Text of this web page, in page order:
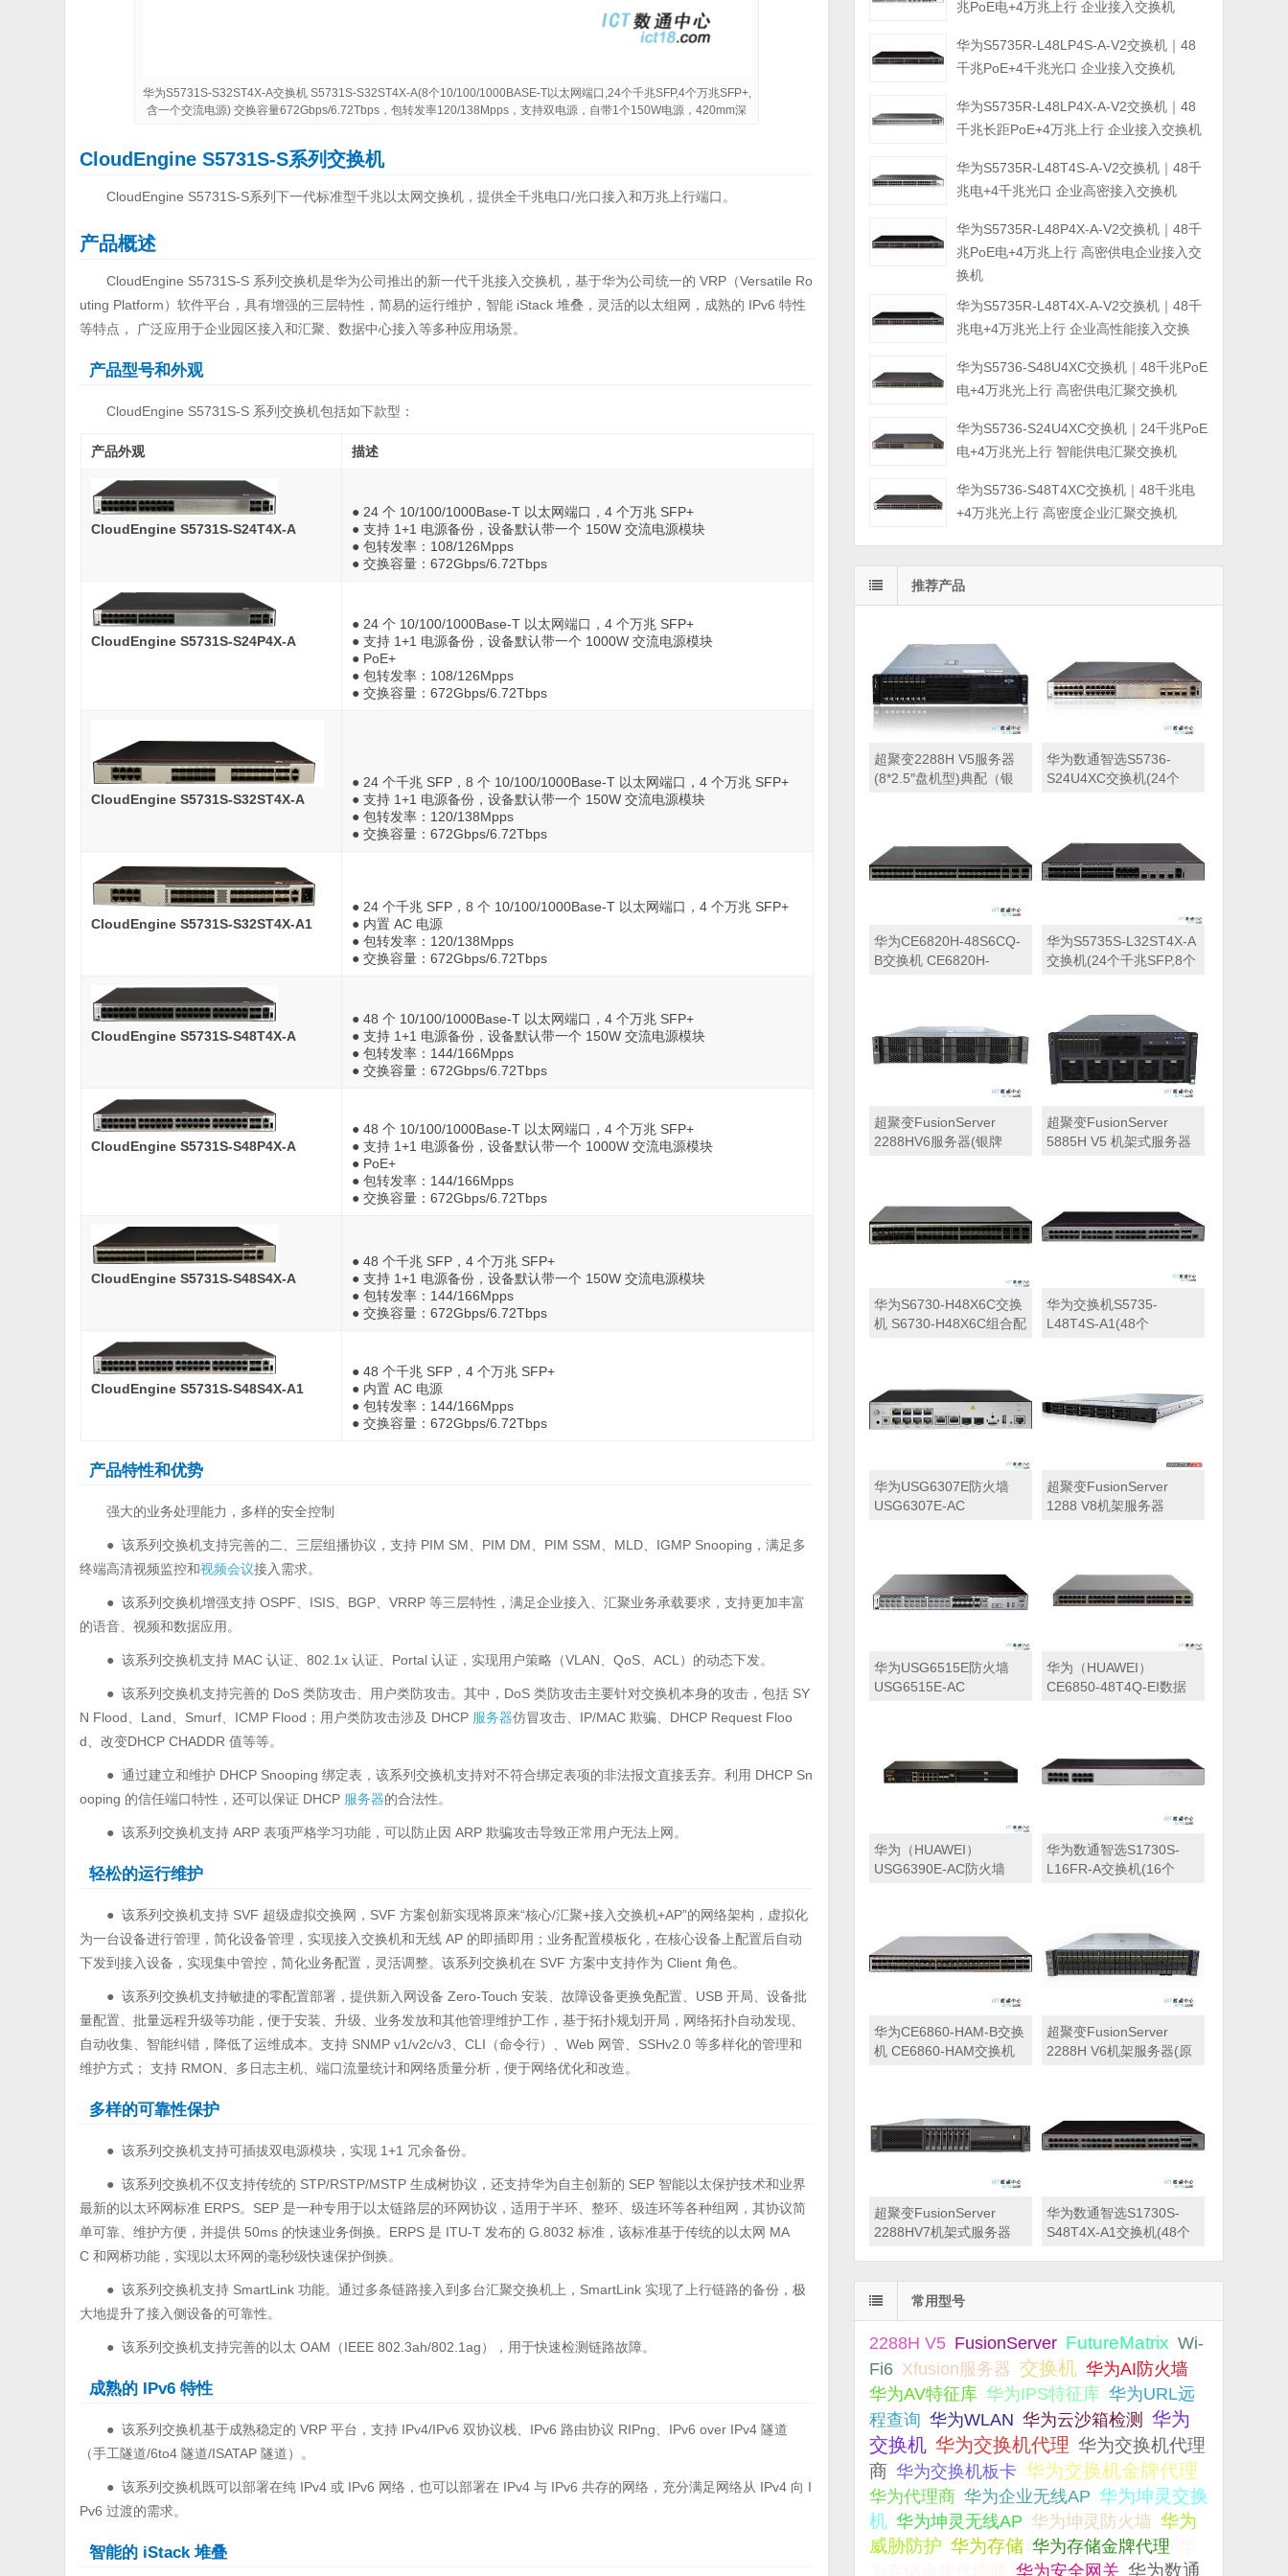
华为S5731S-S32ST4X-A交换机 S5731S-S32ST4X-A(8个10/100/1000BASE-T以太网端口,24个千兆SFP,4个万兆SFP+,
含一个交流电源) 交换容量672Gbps/6.72Tbps，包转发率120/138Mpps，支持双电源，自带1个150W电源，420mm深
CloudEngine S5731S-S系列交换机
CloudEngine S5731S-S系列下一代标准型千兆以太网交换机，提供全千兆电口/光口接入和万兆上行端口。
产品概述
CloudEngine S5731S-S 系列交换机是华为公司推出的新一代千兆接入交换机，基于华为公司统一的 VRP（Versatile Ro
uting Platform）软件平台，具有增强的三层特性，简易的运行维护，智能 iStack 堆叠，灵活的以太组网，成熟的 IPv6 特性
等特点， 广泛应用于企业园区接入和汇聚、数据中心接入等多种应用场景。
产品型号和外观
CloudEngine S5731S-S 系列交换机包括如下款型：
产品外观 描述
CloudEngine S5731S-S24T4X-A
● 24 个 10/100/1000Base-T 以太网端口，4 个万兆 SFP+
● 支持 1+1 电源备份，设备默认带一个 150W 交流电源模块
● 包转发率：108/126Mpps
● 交换容量：672Gbps/6.72Tbps
CloudEngine S5731S-S24P4X-A
● 24 个 10/100/1000Base-T 以太网端口，4 个万兆 SFP+
● 支持 1+1 电源备份，设备默认带一个 1000W 交流电源模块
● PoE+
● 包转发率：108/126Mpps
● 交换容量：672Gbps/6.72Tbps
CloudEngine S5731S-S32ST4X-A
● 24 个千兆 SFP，8 个 10/100/1000Base-T 以太网端口，4 个万兆 SFP+
● 支持 1+1 电源备份，设备默认带一个 150W 交流电源模块
● 包转发率：120/138Mpps
● 交换容量：672Gbps/6.72Tbps
CloudEngine S5731S-S32ST4X-A1
● 24 个千兆 SFP，8 个 10/100/1000Base-T 以太网端口，4 个万兆 SFP+
● 内置 AC 电源
● 包转发率：120/138Mpps
● 交换容量：672Gbps/6.72Tbps
CloudEngine S5731S-S48T4X-A
● 48 个 10/100/1000Base-T 以太网端口，4 个万兆 SFP+
● 支持 1+1 电源备份，设备默认带一个 150W 交流电源模块
● 包转发率：144/166Mpps
● 交换容量：672Gbps/6.72Tbps
CloudEngine S5731S-S48P4X-A
● 48 个 10/100/1000Base-T 以太网端口，4 个万兆 SFP+
● 支持 1+1 电源备份，设备默认带一个 1000W 交流电源模块
● PoE+
● 包转发率：144/166Mpps
● 交换容量：672Gbps/6.72Tbps
CloudEngine S5731S-S48S4X-A
● 48 个千兆 SFP，4 个万兆 SFP+
● 支持 1+1 电源备份，设备默认带一个 150W 交流电源模块
● 包转发率：144/166Mpps
● 交换容量：672Gbps/6.72Tbps
CloudEngine S5731S-S48S4X-A1
● 48 个千兆 SFP，4 个万兆 SFP+
● 内置 AC 电源
● 包转发率：144/166Mpps
● 交换容量：672Gbps/6.72Tbps
产品特性和优势
强大的业务处理能力，多样的安全控制
● 该系列交换机支持完善的二、三层组播协议，支持 PIM SM、PIM DM、PIM SSM、MLD、IGMP Snooping，满足多
终端高清视频监控和视频会议接入需求。
● 该系列交换机增强支持 OSPF、ISIS、BGP、VRRP 等三层特性，满足企业接入、汇聚业务承载要求，支持更加丰富
的语音、视频和数据应用。
● 该系列交换机支持 MAC 认证、802.1x 认证、Portal 认证，实现用户策略（VLAN、QoS、ACL）的动态下发。
● 该系列交换机支持完善的 DoS 类防攻击、用户类防攻击。其中，DoS 类防攻击主要针对交换机本身的攻击，包括 SY
N Flood、Land、Smurf、ICMP Flood；用户类防攻击涉及 DHCP 服务器仿冒攻击、IP/MAC 欺骗、DHCP Request Floo
d、改变DHCP CHADDR 值等等。
● 通过建立和维护 DHCP Snooping 绑定表，该系列交换机支持对不符合绑定表项的非法报文直接丢弃。利用 DHCP Sn
ooping 的信任端口特性，还可以保证 DHCP 服务器的合法性。
● 该系列交换机支持 ARP 表项严格学习功能，可以防止因 ARP 欺骗攻击导致正常用户无法上网。
轻松的运行维护
● 该系列交换机支持 SVF 超级虚拟交换网，SVF 方案创新实现将原来“核心/汇聚+接入交换机+AP”的网络架构，虚拟化
为一台设备进行管理，简化设备管理，实现接入交换机和无线 AP 的即插即用；业务配置模板化，在核心设备上配置后自动
下发到接入设备，实现集中管控，简化业务配置，灵活调整。该系列交换机在 SVF 方案中支持作为 Client 角色。
● 该系列交换机支持敏捷的零配置部署，提供新入网设备 Zero-Touch 安装、故障设备更换免配置、USB 开局、设备批
量配置、批量远程升级等功能，便于安装、升级、业务发放和其他管理维护工作，基于拓扑规划开局，网络拓扑自动发现、
自动收集、智能纠错，降低了运维成本。支持 SNMP v1/v2c/v3、CLI（命令行）、Web 网管、SSHv2.0 等多样化的管理和
维护方式； 支持 RMON、多日志主机、端口流量统计和网络质量分析，便于网络优化和改造。
多样的可靠性保护
● 该系列交换机支持可插拔双电源模块，实现 1+1 冗余备份。
● 该系列交换机不仅支持传统的 STP/RSTP/MSTP 生成树协议，还支持华为自主创新的 SEP 智能以太保护技术和业界
最新的以太环网标准 ERPS。SEP 是一种专用于以太链路层的环网协议，适用于半环、整环、级连环等各种组网，其协议简
单可靠、维护方便，并提供 50ms 的快速业务倒换。ERPS 是 ITU-T 发布的 G.8032 标准，该标准基于传统的以太网 MA
C 和网桥功能，实现以太环网的毫秒级快速保护倒换。
● 该系列交换机支持 SmartLink 功能。通过多条链路接入到多台汇聚交换机上，SmartLink 实现了上行链路的备份，极
大地提升了接入侧设备的可靠性。
● 该系列交换机支持完善的以太 OAM（IEEE 802.3ah/802.1ag），用于快速检测链路故障。
成熟的 IPv6 特性
● 该系列交换机基于成熟稳定的 VRP 平台，支持 IPv4/IPv6 双协议栈、IPv6 路由协议 RIPng、IPv6 over IPv4 隧道
（手工隧道/6to4 隧道/ISATAP 隧道）。
● 该系列交换机既可以部署在纯 IPv4 或 IPv6 网络，也可以部署在 IPv4 与 IPv6 共存的网络，充分满足网络从 IPv4 向 I
Pv6 过渡的需求。
智能的 iStack 堆叠
兆PoE电+4万兆上行 企业接入交换机
华为S5735R-L48LP4S-A-V2交换机｜48
千兆PoE+4千兆光口 企业接入交换机
华为S5735R-L48LP4X-A-V2交换机｜48
千兆长距PoE+4万兆上行 企业接入交换机
华为S5735R-L48T4S-A-V2交换机｜48千
兆电+4千兆光口 企业高密接入交换机
华为S5735R-L48P4X-A-V2交换机｜48千
兆PoE电+4万兆上行 高密供电企业接入交
换机
华为S5735R-L48T4X-A-V2交换机｜48千
兆电+4万兆光上行 企业高性能接入交换
华为S5736-S48U4XC交换机｜48千兆PoE
电+4万兆光上行 高密供电汇聚交换机
华为S5736-S24U4XC交换机｜24千兆PoE
电+4万兆光上行 智能供电汇聚交换机
华为S5736-S48T4XC交换机｜48千兆电
+4万兆光上行 高密度企业汇聚交换机
推荐产品
超聚变2288H V5服务器
(8*2.5″盘机型)典配（银
轨)
华为数通智选S5736-
S24U4XC交换机(24个
华为CE6820H-48S6CQ-
B交换机 CE6820H-
机盒模块,端口侧进风) 数
据中心交换机
华为S5735S-L32ST4X-A
交换机(24个千兆SFP,8个
流供电)
超聚变FusionServer
2288HV6服务器(银牌
900W单电源丨滑轨丨三
年质保丨12*3.5″盘位机
超聚变FusionServer
5885H V5 机架式服务器
块*960GB 固态+6块
*2.4TB 10K SAS硬盘丨三
华为S6730-H48X6C交换
机 S6730-H48X6C组合配
华为交换机S5735-
L48T4S-A1(48个
华为USG6307E防火墙
USG6307E-AC
VPN 100用户)
超聚变FusionServer
1288 V8机架服务器
华为USG6515E防火墙
USG6515E-AC
RJ45+2*10GE SFP+,1交
流电源,含SSL VPN 100用
华为（HUAWEI）
CE6850-48T4Q-EI数据
华为（HUAWEI）
USG6390E-AC防火墙
华为数通智选S1730S-
L16FR-A交换机(16个
2.38Mpps，机架式，静
音款
华为CE6860-HAM-B交换
机 CE6860-HAM交换机
机盒,端口侧进风） 数据
中心交换机
超聚变FusionServer
2288H V6机架服务器(原
超聚变FusionServer
2288HV7机架式服务器
*480GB 固态硬盘+4块
8i 阵列卡丨900W双电源
丨三年质保）
华为数通智选S1730S-
S48T4X-A1交换机(48个
常用型号
2288H V5 FusionServer FutureMatrix Wi-
Fi6 Xfusion服务器 交换机 华为AI防火墙
华为AV特征库 华为IPS特征库 华为URL远
程查询 华为WLAN 华为云沙箱检测
华为
交换机 华为交换机代理 华为交换机代理
商 华为交换机板卡 华为交换机金牌代理
华为代理商 华为企业无线AP 华为坤灵交换
机 华为坤灵无线AP 华为坤灵防火墙 华为
威胁防护 华为存储 华为存储金牌代理
华为安全网关 华为数通